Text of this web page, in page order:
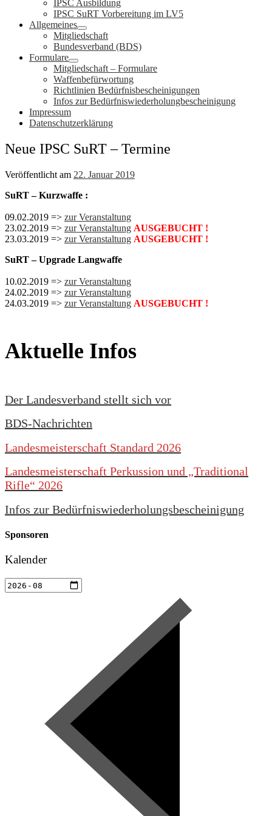
IPSC Ausbildung
IPSC SuRT Vorbereitung im LV5
Allgemeines
Mitgliedschaft
Bundesverband (BDS)
Formulare
Mitgliedschaft – Formulare
Waffenbefürwortung
Richtlinien Bedürfnisbescheinigungen
Infos zur Bedürfniswiederholungbescheinigung
Impressum
Datenschutzerklärung
Neue IPSC SuRT – Termine
Veröffentlicht am 22. Januar 2019
SuRT – Kurzwaffe :
09.02.2019 => zur Veranstaltung
23.02.2019 => zur Veranstaltung AUSGEBUCHT !
23.03.2019 => zur Veranstaltung AUSGEBUCHT !
SuRT – Upgrade Langwaffe
10.02.2019 => zur Veranstaltung
24.02.2019 => zur Veranstaltung
24.03.2019 => zur Veranstaltung AUSGEBUCHT !
Aktuelle Infos
Der Landesverband stellt sich vor
BDS-Nachrichten
Landesmeisterschaft Standard 2026
Landesmeisterschaft Perkussion und „Traditional
Rifle“ 2026
Infos zur Bedürfniswiederholungsbescheinigung
Sponsoren
Kalender